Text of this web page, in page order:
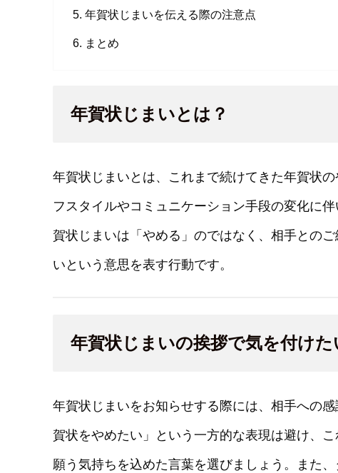
年賀状じまいを伝える際の注意点
まとめ
年賀状じまいとは？
年賀状じまいとは、これまで続けてきた年賀状
フスタイルやコミュニケーション手段の変化に
賀状じまいは「やめる」のではなく、相手との
いという意思を表す行動です。
年賀状じまいの挨拶で気を付けた
年賀状じまいをお知らせする際には、相手への
賀状をやめたい」という一方的な表現は避け、
願う気持ちを込めた言葉を選びましょう。また